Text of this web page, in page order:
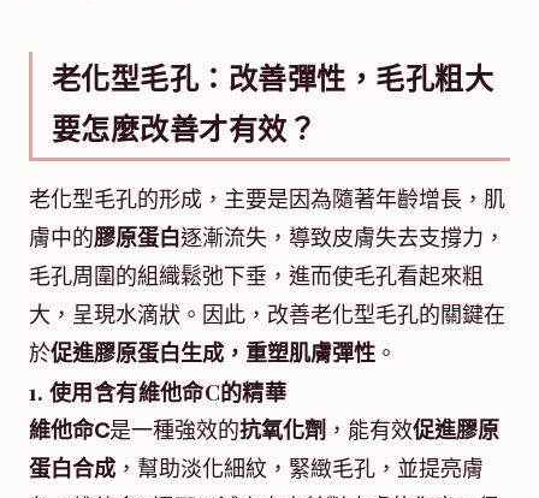
老化型毛孔：改善彈性，毛孔粗大
要怎麼改善才有效？
老化型毛孔的形成，主要是因為隨著年齡增長，肌
膚中的膠原蛋白逐漸流失，導致皮膚失去支撐力，
毛孔周圍的組織鬆弛下垂，進而使毛孔看起來粗
大，呈現水滴狀。因此，改善老化型毛孔的關鍵在
於促進膠原蛋白生成，重塑肌膚彈性 。
1. 使用含有維他命C的精華
維他命C是一種強效的抗氧化劑 ，能有效促進膠原
蛋白合成 ，幫助淡化細紋，緊緻毛孔，並提亮膚